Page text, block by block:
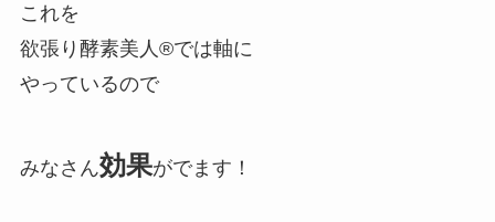
これを
欲張り酵素美人®では軸に
やっているので
みなさん効果がでます！